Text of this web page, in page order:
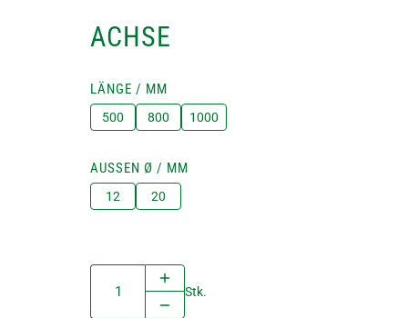
ACHSE
LÄNGE / MM
500 800 1000
AUSSEN Ø / MM
12 20
Stk.